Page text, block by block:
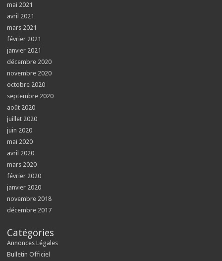
mai 2021
avril 2021
mars 2021
février 2021
janvier 2021
décembre 2020
novembre 2020
octobre 2020
septembre 2020
août 2020
juillet 2020
juin 2020
mai 2020
avril 2020
mars 2020
février 2020
janvier 2020
novembre 2018
décembre 2017
Catégories
Annonces Légales
Bulletin Officiel